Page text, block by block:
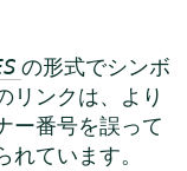
の形式でシンボ
リンクは、より
ー番号を誤って
ています。